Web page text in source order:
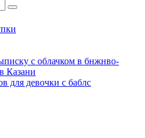
для девочки с баблс